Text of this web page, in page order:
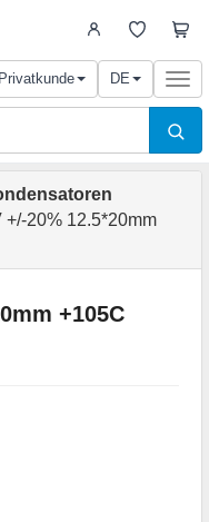
Privatkunde DE
+/-20% 12.5*20mm
+105C